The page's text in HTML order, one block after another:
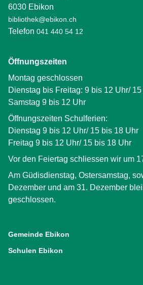
6030 Ebikon
bibliothek@ebikon.ch
Telefon 041 440 54 12
Öffnungszeiten
Montag geschlossen
Dienstag bis Freitag: 9 bis 12 Uhr/
Samstag 9 bis 12 Uhr
Öffnungszeiten Schulferien:
Dienstag 9 bis 12 Uhr/ 15 bis 18 Uhr
Freitag 9 bis 12 Uhr/ 15 bis 18 Uhr
Vor den Feiertag schliessen wir um
Am Güdisdienstag, Ostersamstag,
Dezember und am 31. Dezember
geschlossen.
Gemeinde Ebikon
Schulen Ebikon